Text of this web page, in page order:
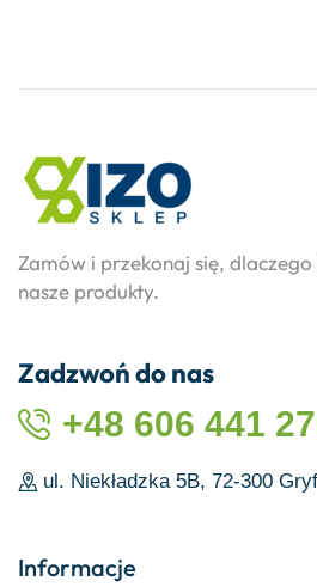
Zamów i przekonaj się,
nasze produkty.
Zadzwoń do nas
+48 606 441
ul. Niekładzka 5B, 72-300
Informacje